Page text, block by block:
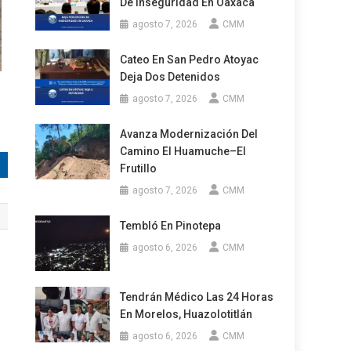
agosto 7, 2026 CMM
Cateo En San Pedro Atoyac
Deja Dos Detenidos
agosto 7, 2026 CMM
Avanza Modernización Del
Camino El Huamuche–El
Frutillo
agosto 7, 2026 CMM
Tembló En Pinotepa
agosto 6, 2026 CMM
Tendrán Médico Las 24 Horas
En Morelos, Huazolotitlán
agosto 6, 2026 CMM